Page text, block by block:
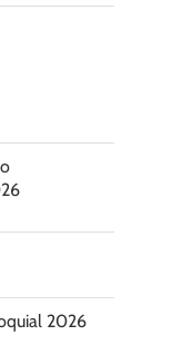
2026